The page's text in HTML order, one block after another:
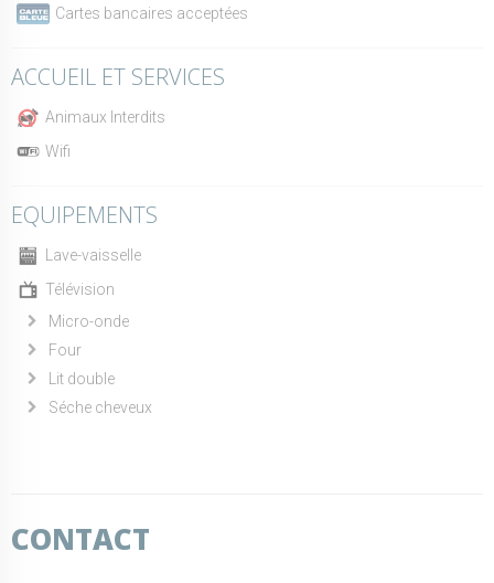
Cartes bancaires acceptées
ACCUEIL ET SERVICES
Animaux Interdits
Wifi
EQUIPEMENTS
Lave-vaisselle
Télévision
Micro-onde
Four
Lit double
Séche cheveux
CONTACT